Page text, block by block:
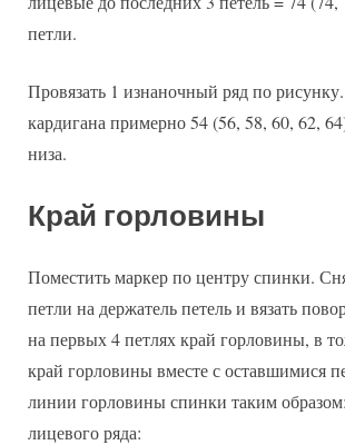
петли.
Провязать 1 изнаночный ряд по
кардигана примерно 54 (56, 58, 60, 62,
низа.
Край горловины
Поместить маркер по центру спинки.
петли на держатель петель и вязать
на первых 4 петлях край горловины, в
край горловины вместе с оставшимися
линии горловины спинки таким
лицевого ряда: